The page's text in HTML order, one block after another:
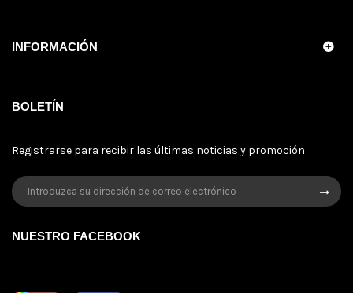
INFORMACIÓN
BOLETÍN
Registrarse para recibir las últimas noticias y promoción
NUESTRO FACEBOOK